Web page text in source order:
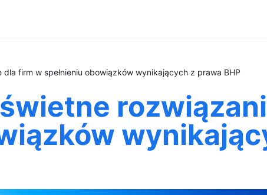
dla firm w spełnieniu obowiązków wynikających z prawa BHP
świetne